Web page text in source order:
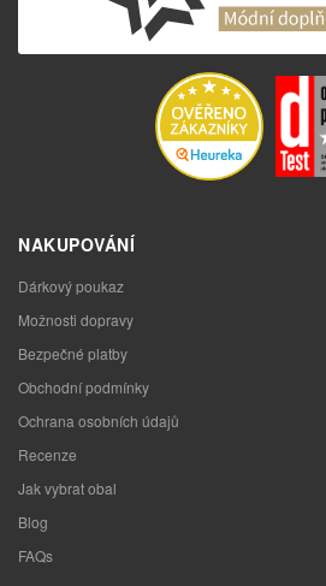
NAKUPOVÁNÍ
Dárkový poukaz
Možnosti dopravy
Bezpečné platby
Obchodní podmínky
Ochrana osobních údajů
Recenze
Jak vybrat obal
Blog
FAQs